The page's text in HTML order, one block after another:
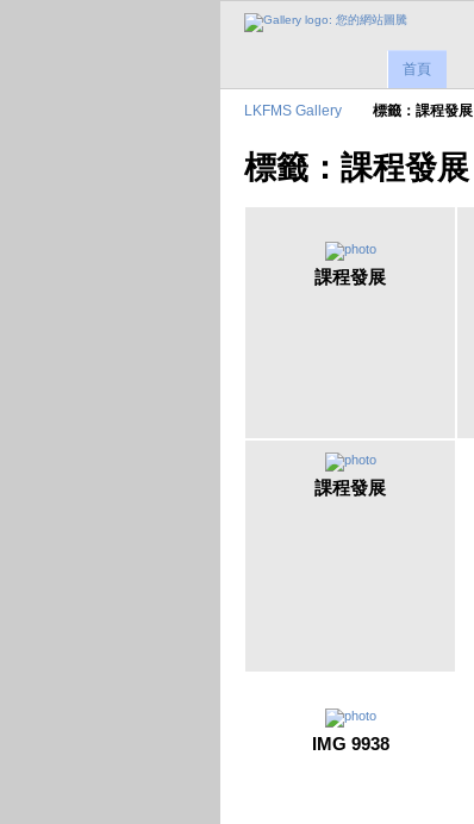
首頁
LKFMS Gallery 標籤：課程發展
標籤：課程發展
課程發展
課程發展
IMG 9938